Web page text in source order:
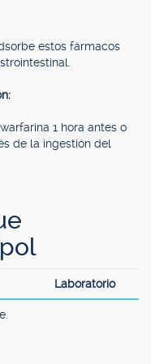
estos fármacos
1 hora antes o
de la ingestión del
Laboratorio